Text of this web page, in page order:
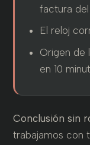
factura del
El reloj
Origen de
en 10
Conclusión sin
trabajamos con